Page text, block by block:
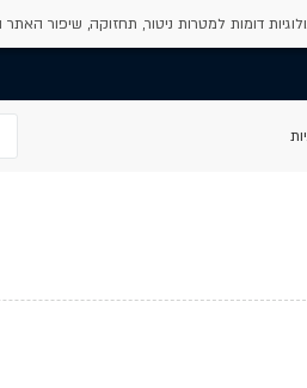
דומות למטרות ניטור, תחזוקה, שיפור